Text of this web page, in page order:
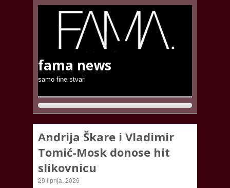
fama news
samo fine stvari
Andrija Škare i Vladimir
Tomić-Mosk donose hit
slikovnicu
29 lipnja, 2026